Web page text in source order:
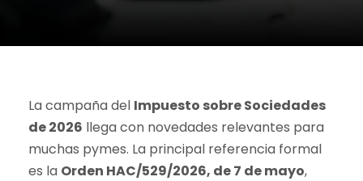
La campaña del Impuesto sobre Sociedades
de 2026 llega con novedades relevantes para
muchas pymes. La principal referencia formal
es la Orden HAC/529/2026, de 7 de mayo,